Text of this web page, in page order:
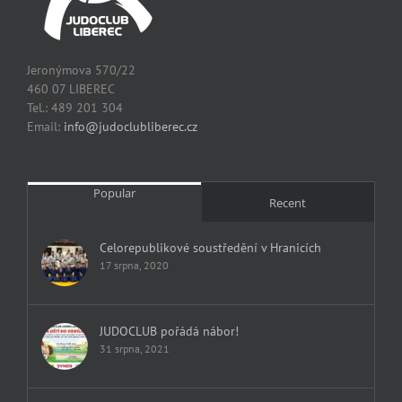
Jeronýmova 570/22
460 07 LIBEREC
Tel.: 489 201 304
Email: info@judoclubliberec.cz
Popular
Recent
Celorepublikové soustředění v Hranicích
17 srpna, 2020
JUDOCLUB pořádá nábor!
31 srpna, 2021